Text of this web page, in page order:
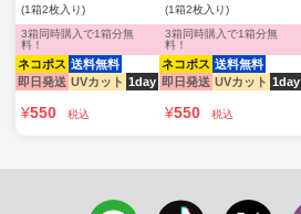
(1箱2枚入り)
ネコポス 送料無料
即日発送 UVカット 1day
3箱同時購入で1箱分無
料！
¥550 税込
(1箱2枚入り)
ネコポス 送料無料
即日発送 UVカット 1day
3箱同時購入で1箱分無
料！
¥550 税込